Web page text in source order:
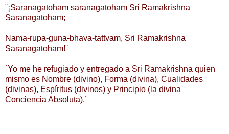
¨¡Saranagatoham saranagatoham Sri Ramakrishna
Saranagatoham;
Nama-rupa-guna-bhava-tattvam, Sri Ramakrishna
Saranagatoham!¨
´Yo me he refugiado y entregado a Sri Ramakrishna quien
mismo es Nombre (divino), Forma (divina), Cualidades
(divinas), Espíritus (divinos) y Principio (la divina
Conciencia Absoluta).´